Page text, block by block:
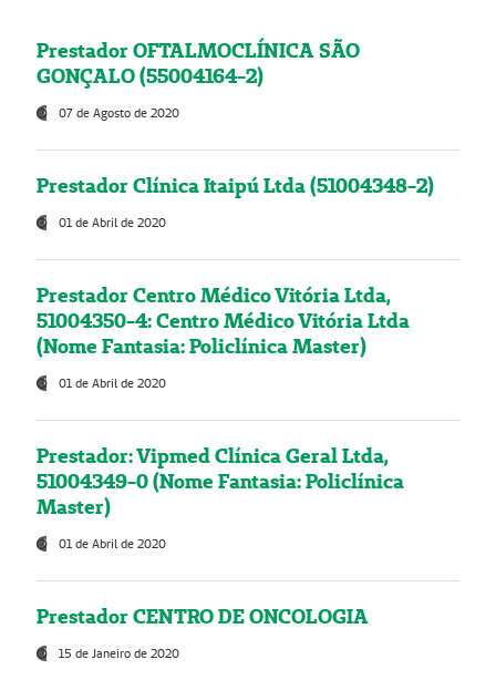
Prestador OFTALMOCLÍNICA SÃO
GONÇALO (55004164-2)
07 de Agosto de 2020
Prestador Clínica Itaipú Ltda (51004348-2)
01 de Abril de 2020
Prestador Centro Médico Vitória Ltda,
51004350-4: Centro Médico Vitória Ltda
(Nome Fantasia: Policlínica Master)
01 de Abril de 2020
Prestador: Vipmed Clínica Geral Ltda,
51004349-0 (Nome Fantasia: Policlínica
Master)
01 de Abril de 2020
Prestador CENTRO DE ONCOLOGIA
15 de Janeiro de 2020